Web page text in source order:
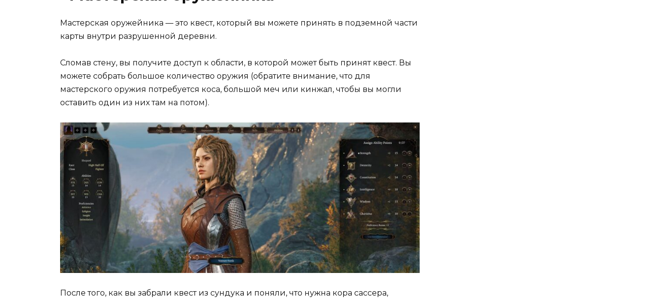
Мастерская оружейника — это квест, который вы можете принять в подземной части
карты внутри разрушенной деревни.
Сломав стену, вы получите доступ к области, в которой может быть принят квест. Вы
можете собрать большое количество оружия (обратите внимание, что для
мастерского оружия потребуется коса, большой меч или кинжал, чтобы вы могли
оставить один из них там на потом).
После того, как вы забрали квест из сундука и поняли, что нужна кора сассера,